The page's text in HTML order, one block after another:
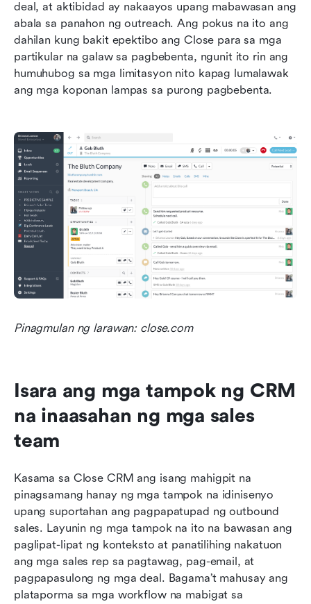
deal, at aktibidad ay nakaayos upang mabawasan ang
abala sa panahon ng outreach. Ang pokus na ito ang
dahilan kung bakit epektibo ang Close para sa mga
partikular na galaw sa pagbebenta, ngunit ito rin ang
humuhubog sa mga limitasyon nito kapag lumalawak
ang mga koponan lampas sa purong pagbebenta.
Pinagmulan ng larawan: close.com
Isara ang mga tampok ng CRM
na inaasahan ng mga sales
team
Kasama sa Close CRM ang isang mahigpit na
pinagsamang hanay ng mga tampok na idinisenyo
upang suportahan ang pagpapatupad ng outbound
sales. Layunin ng mga tampok na ito na bawasan ang
paglipat-lipat ng konteksto at panatilihing nakatuon
ang mga sales rep sa pagtawag, pag-email, at
pagpapasulong ng mga deal. Bagama’t mahusay ang
plataporma sa mga workflow na mabigat sa